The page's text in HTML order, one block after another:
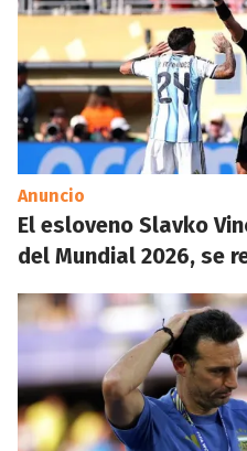
Anuncio
El esloveno Slavko
del Mundial 2026, se